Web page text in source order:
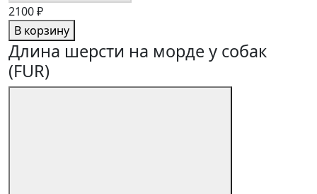
2100 ₽
В корзину
Длина шерсти на морде у собак
(FUR)